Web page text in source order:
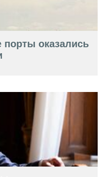
порты оказались